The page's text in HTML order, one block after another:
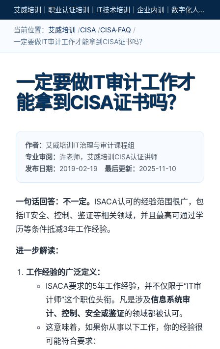
艾威培训｜职业认证培训｜IT技术培训｜企业内训｜数字化人才培养
当前位置： 艾威培训 CISA CISA·FAQ
一定要做IT审计工作才能拿到CISA证书吗？
一定要做IT审计工作才
能拿到CISA证书吗？
作者： 艾威培训IT治理与审计课程组
专业审阅：许老师，艾威培训CISA认证讲师
发布日期： 2019-02-19最后更新： 2025-11-10
一句话回答：不一定。 ISACA认可的经验范围很广，包
括IT安全、控制、鉴证等相关领域，并且蕞高可通过学
历等条件抵减3年工作经验。
进一步解读：
工作经验的广泛定义：
ISACA要求的5年工作经验，并不仅限于“IT审
计师”这个职位头衔。凡是涉及信息系统审
计、控制、安全或鉴证的领域都被认可。
这意味着，如果你从事以下工作，你的经验很
可能符合要求：